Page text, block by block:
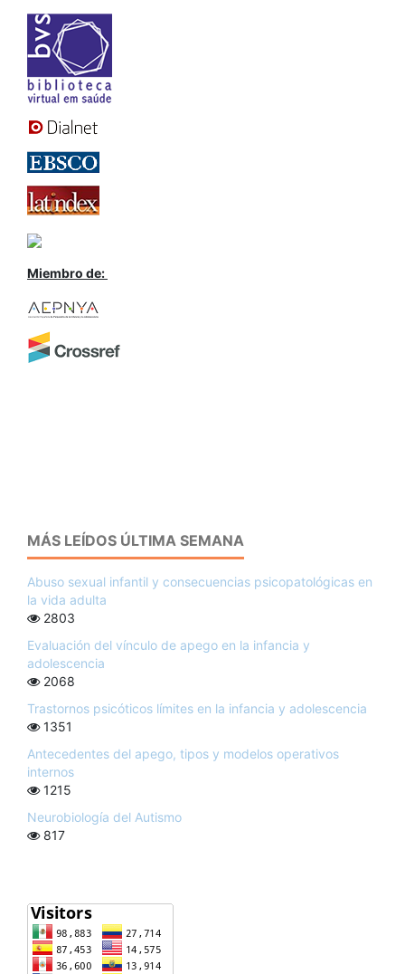
Miembro de:
MÁS LEÍDOS ÚLTIMA SEMANA
Abuso sexual infantil y consecuencias psicopatológicas en
la vida adulta
2803
Evaluación del vínculo de apego en la infancia y
adolescencia
2068
Trastornos psicóticos límites en la infancia y adolescencia
1351
Antecedentes del apego, tipos y modelos operativos
internos
1215
Neurobiología del Autismo
817